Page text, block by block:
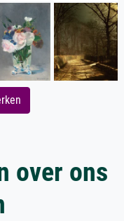
over ons